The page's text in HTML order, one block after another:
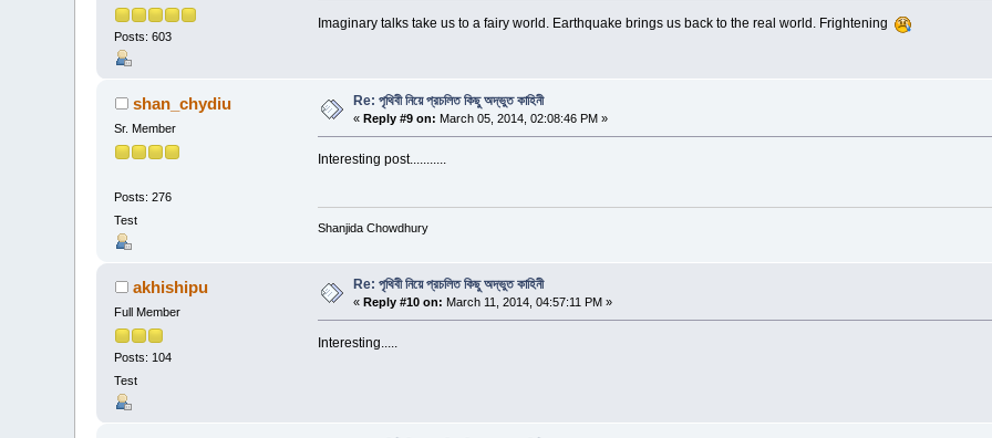
Posts: 603
Imaginary talks take us to a fairy world. Earthquake brings us back to the real world. Frightening
shan_chydiu
Sr. Member
Posts: 276
Test
Re: পৃথিবী নিয়ে প্রচলিত কিছু অদ্ভুত কাহিনী
« Reply #9 on: March 05, 2014, 02:08:46 PM »
Interesting post...........
Shanjida Chowdhury
akhishipu
Full Member
Posts: 104
Test
Re: পৃথিবী নিয়ে প্রচলিত কিছু অদ্ভুত কাহিনী
« Reply #10 on: March 11, 2014, 04:57:11 PM »
Interesting.....